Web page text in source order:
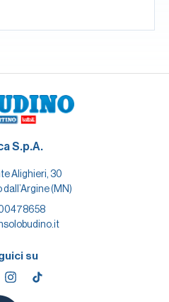
S.p.A.
Alighieri, 30
(MN)
su